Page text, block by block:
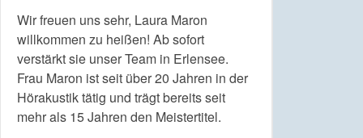
Wir freuen uns sehr, Laura Maron
willkommen zu heißen! Ab sofort
verstärkt sie unser Team in Erlensee.
Frau Maron ist seit über 20 Jahren in der
Hörakustik tätig und trägt bereits seit
mehr als 15 Jahren den Meistertitel.